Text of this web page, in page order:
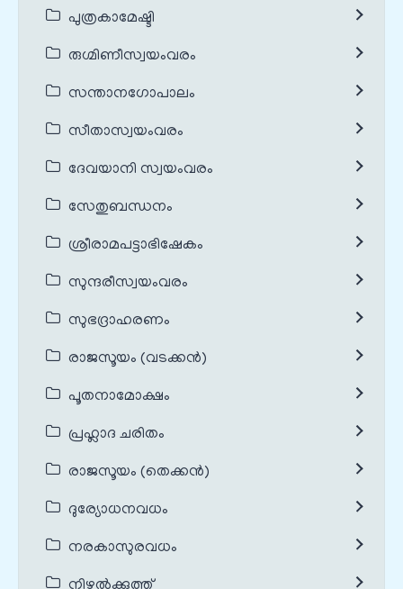
പുത്രകാമേഷ്ടി
രുഗ്മിണീസ്വയംവരം
സന്താനഗോപാലം
സീതാസ്വയംവരം
ദേവയാനി സ്വയംവരം
സേതുബന്ധനം
ശ്രീരാമപട്ടാഭിഷേകം
സുന്ദരീസ്വയംവരം
സുഭദ്രാഹരണം
രാജസൂയം (വടക്കൻ)
പൂതനാമോക്ഷം
പ്രഹ്ലാദ ചരിതം
രാജസൂയം (തെക്കൻ)
ദുര്യോധനവധം
നരകാസുരവധം